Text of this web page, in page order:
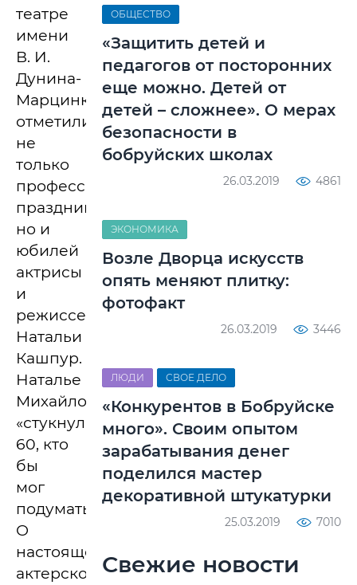
театре
имени
В. И.
Дунина-
Марцинкевича
отметили
не
только
профессиональный
праздник,
но и
юбилей
актрисы
и
режиссера
Натальи
Кашпур.
Наталье
Михайловне
«стукнуло»
60, кто
бы
мог
подумать...
О
настоящей
актерской
ОБЩЕСТВО
«Защитить детей и
педагогов от посторонних
еще можно. Детей от
детей – сложнее». О мерах
безопасности в
бобруйских школах
26.03.2019 4861
ЭКОНОМИКА
Возле Дворца искусств
опять меняют плитку:
фотофакт
26.03.2019 3446
ЛЮДИ СВОЕ ДЕЛО
«Конкурентов в Бобруйске
много». Своим опытом
зарабатывания денег
поделился мастер
декоративной штукатурки
25.03.2019 7010
Свежие новости